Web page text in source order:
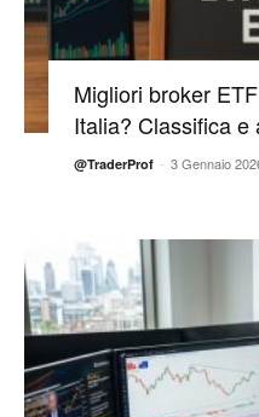
Migliori broker
Italia? Classifica e
@TraderProf - 3 Gennaio